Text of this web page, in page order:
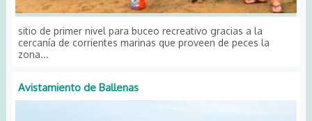
sitio de primer nivel para buceo recreativo gracias a la
cercanía de corrientes marinas que proveen de peces la
zona...
Avistamiento de Ballenas